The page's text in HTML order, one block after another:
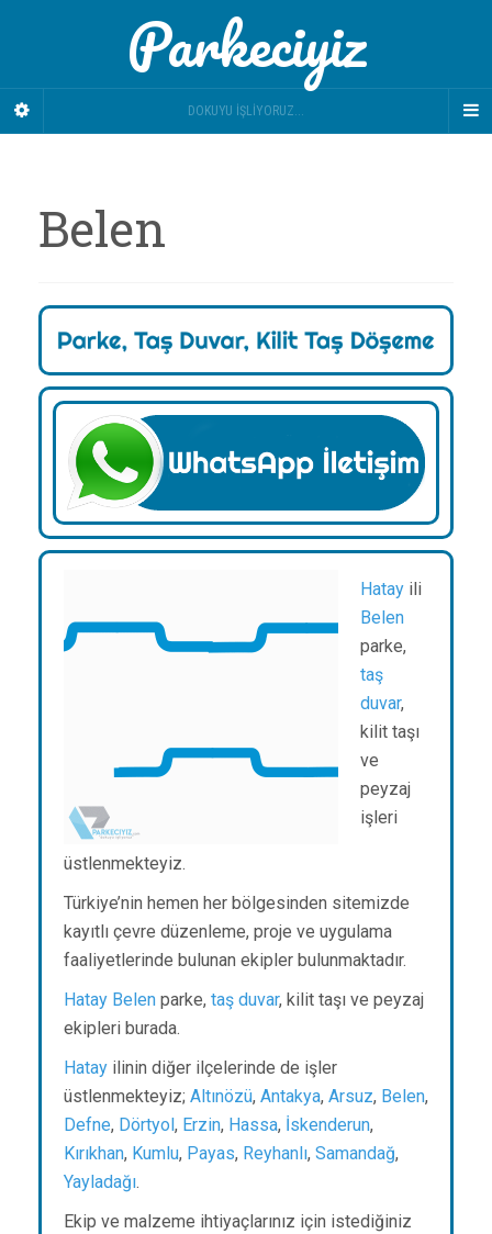
Parkeciyiz
DOKUYU İŞLIYORUZ...
Belen
Hatay ili
Belen
parke,
taş
duvar,
kilit taşı
ve
peyzaj
işleri
üstlenmekteyiz.
Türkiye’nin hemen her bölgesinden sitemizde
kayıtlı çevre düzenleme, proje ve uygulama
faaliyetlerinde bulunan ekipler bulunmaktadır.
Hatay Belen parke, taş duvar, kilit taşı ve peyzaj
ekipleri burada.
Hatay ilinin diğer ilçelerinde de işler
üstlenmekteyiz; Altınözü, Antakya, Arsuz, Belen,
Defne, Dörtyol , Erzin, Hassa, İskenderun,
Kırıkhan, Kumlu, Payas, Reyhanlı, Samandağ,
Yayladağı.
Ekip ve malzeme ihtiyaçlarınız için istediğiniz